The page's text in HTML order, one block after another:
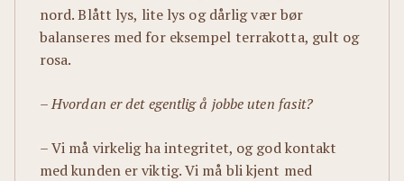
nord. Blått lys, lite lys og dårlig vær bør
balanseres med for eksempel terrakotta, gult og
rosa.
– Hvordan er det egentlig å jobbe uten fasit?
– Vi må virkelig ha integritet, og god kontakt
med kunden er viktig. Vi må bli kjent med